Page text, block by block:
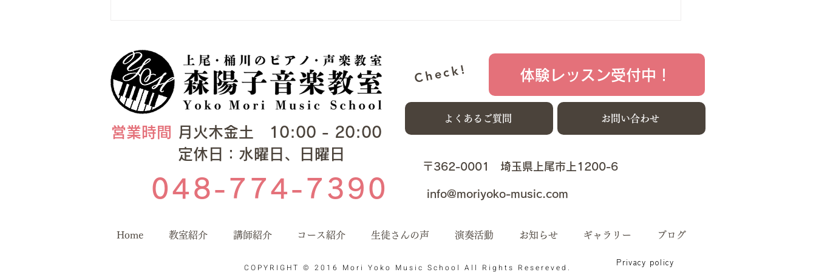
生徒さんとご家族のみなさん、...
​​営業時間
月火木金土 10:00 - 20:00​​
​定休日：水曜日、日曜日
048-774-7390
よくあるご質問 お問い合わせ
Check! 体験レッスン受付中！
​​〒362-0001 埼玉県上尾市上1200-6
info@moriyoko-music.com
Home 教室紹介 講師紹介 コース紹介 生徒さんの声 演奏活動 お知らせ ギャラリー ブログ
COPYRIGHT © 2016 Mori Yoko Music School All Rights Resereved. Privacy policy